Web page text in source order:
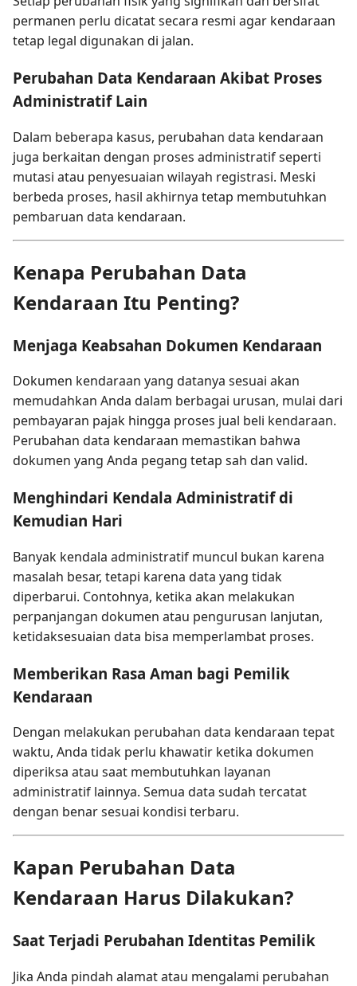
permanen perlu dicatat secara resmi agar kendaraan
tetap legal digunakan di jalan.
Perubahan Data Kendaraan Akibat Proses
Administratif Lain
Dalam beberapa kasus, perubahan data kendaraan
juga berkaitan dengan proses administratif seperti
mutasi atau penyesuaian wilayah registrasi. Meski
berbeda proses, hasil akhirnya tetap membutuhkan
pembaruan data kendaraan.
Kenapa Perubahan Data
Kendaraan Itu Penting?
Menjaga Keabsahan Dokumen Kendaraan
Dokumen kendaraan yang datanya sesuai akan
memudahkan Anda dalam berbagai urusan, mulai dari
pembayaran pajak hingga proses jual beli kendaraan.
Perubahan data kendaraan memastikan bahwa
dokumen yang Anda pegang tetap sah dan valid.
Menghindari Kendala Administratif di
Kemudian Hari
Banyak kendala administratif muncul bukan karena
masalah besar, tetapi karena data yang tidak
diperbarui. Contohnya, ketika akan melakukan
perpanjangan dokumen atau pengurusan lanjutan,
ketidaksesuaian data bisa memperlambat proses.
Memberikan Rasa Aman bagi Pemilik
Kendaraan
Dengan melakukan perubahan data kendaraan tepat
waktu, Anda tidak perlu khawatir ketika dokumen
diperiksa atau saat membutuhkan layanan
administratif lainnya. Semua data sudah tercatat
dengan benar sesuai kondisi terbaru.
Kapan Perubahan Data
Kendaraan Harus Dilakukan?
Saat Terjadi Perubahan Identitas Pemilik
Jika Anda pindah alamat atau mengalami perubahan